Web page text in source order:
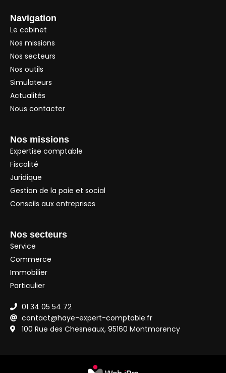
Navigation
Le cabinet
Nos missions
Nos secteurs
Nos outils
Simulateurs
Actualités
Nous contacter
Nos missions
Expertise comptable
Fiscalité
Juridique
Gestion de la paie et social
Conseils aux entreprises
Nos secteurs
Service
Commerce
Immobilier
Particulier
01 34 05 54 72
contact@haye-expert-comptable.fr
100 Rue des Chesneaux, 95160 Montmorency